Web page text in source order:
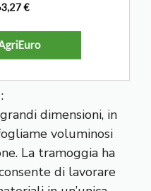
dimensioni, in
voluminosi
La tramoggia ha
di lavorare